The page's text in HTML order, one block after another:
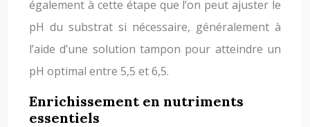
également à cette étape que l’on peut ajuster le
pH du substrat si nécessaire, généralement à
l’aide d’une solution tampon pour atteindre un
pH optimal entre 5,5 et 6,5.
Enrichissement en nutriments
essentiels